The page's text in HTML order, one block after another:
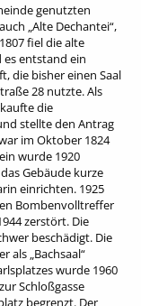
genutzten
„Alte Dechantei“,
fiel die alte
es entstand ein
die bisher einen Saal
28 nutzte. Als
die
stellte den Antrag
im Oktober 1824
wurde 1920
Gebäude kurze
einrichten. 1925
Bombenvolltreffer
zerstört. Die
beschädigt. Die
als „Bachsaal“
wurde 1960
Schloßgasse
begrenzt. Der